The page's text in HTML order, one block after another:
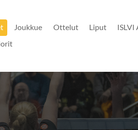
Joukkue Ottelut Liput ISLVI